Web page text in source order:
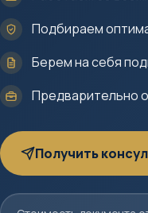
Подбираем
Берем на себя
Предварительно
Получить